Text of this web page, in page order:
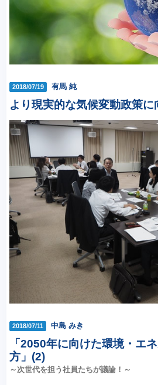
2018/07/19 有馬 純
より現実的な気候変動政策に
2018/07/11 中島 みき
「2050年に向けた環境・エ
方」(2)
～次世代を担う社員たちが議論！～